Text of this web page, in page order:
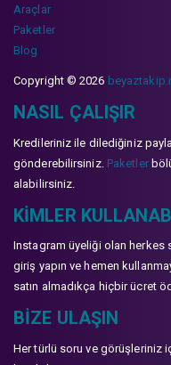
Araçlar
Paketler
Blog
Copyright © 2026
NASIL ÇALIŞIR
Kredileriniz ile dilediğiniz
gönderebilirsiniz. Paketler
alabilirsiniz.
KIMLER
Instagram üyeliği olan herkes
giriş yapın ve hemen
satın almadıkça hiçbir ücret
BIZE ULAŞIN
Her türlü soru ve görüşleriniz